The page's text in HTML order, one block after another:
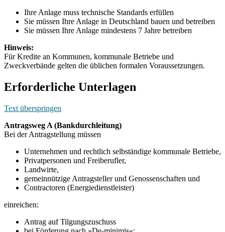
Ihre Anlage muss technische Standards erfüllen
Sie müssen Ihre Anlage in Deutschland bauen und betreiben
Sie müssen Ihre Anlage mindestens 7 Jahre betreiben
Hinweis:
Für Kredite an Kommunen, kommunale Betriebe und
Zweckverbände gelten die üblichen formalen Voraussetzungen.
Erforderliche Unterlagen
Text überspringen
Antragsweg A (Bankdurchleitung)
Bei der Antragstellung müssen
Unternehmen und rechtlich selbständige kommunale Betriebe,
Privatpersonen und Freiberufler,
Landwirte,
gemeinnützige Antragsteller und Genossenschaften und
Contractoren (Energiedienstleister)
einreichen:
Antrag auf Tilgungszuschuss